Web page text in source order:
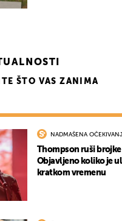
ŠTO VAS ZANIMA
NADMAŠENA
Thompson ruši
Objavljeno koliko je
kratkom vremenu